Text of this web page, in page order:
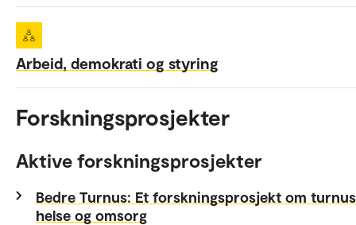
Arbeid, demokrati og styring
Forskningsprosjekter
Aktive forskningsprosjekter
Bedre Turnus: Et forskningsprosjekt om
helse og omsorg